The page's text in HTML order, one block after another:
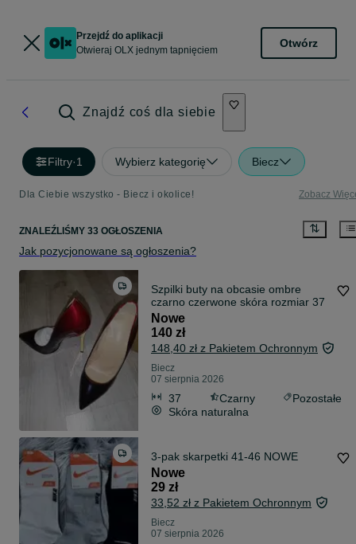
Przejdź do aplikacji
Otwieraj OLX jednym tapnięciem
Otwórz
Znajdź coś dla siebie
Filtry·1 Wybierz kategorię Biecz
Dla Ciebie wszystko - Biecz i okolice! Zobacz
ZNALEŹLIŚMY 33 OGŁOSZENIA
Jak pozycjonowane są ogłoszenia?
Szpilki buty na obcasie ombre
czarno czerwone skóra rozmiar 37
Nowe
140 zł
148,40 zł z Pakietem Ochronnym
Biecz
07 sierpnia 2026
37 Czarny
Pozostałe
Skóra naturalna
3-pak skarpetki 41-46 NOWE
Nowe
29 zł
33,52 zł z Pakietem Ochronnym
Biecz
07 sierpnia 2026